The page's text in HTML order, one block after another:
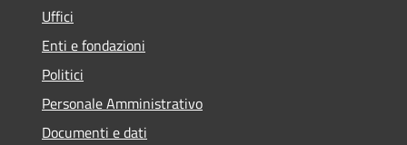
Uffici
Enti e fondazioni
Politici
Personale Amministrativo
Documenti e dati